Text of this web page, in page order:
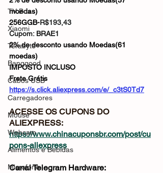
TV Box
Xiaomi
Terabyte
Banggood
Cabos USB
Carregadores
Mouse
Webcam
Alimentos e Bebidas
Microfone
moedas)
256GGB-R$193,43
Cupom: BRAE1
2% de desconto usando Moedas(61
moedas)
IMPOSTO INCLUSO
Frete Grátis
https://s.click.aliexpress.com/e/_c3tS0Td7
ACESSE OS CUPONS DO
ALIEXPRESS:
https://www.chinacuponsbr.com/post/cu
pons-aliexpress
Canal Telegram Hardware: